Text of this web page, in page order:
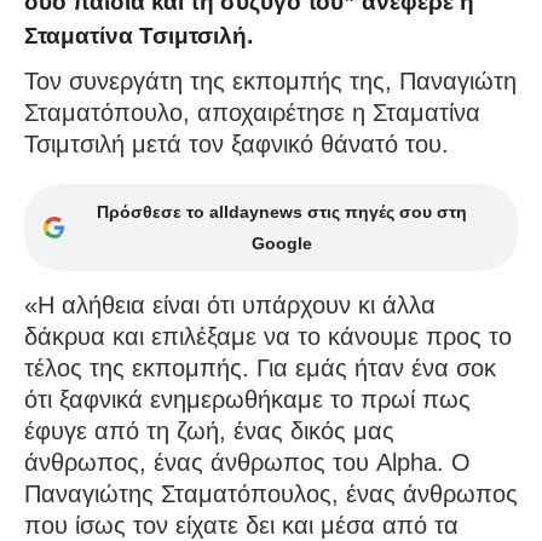
Σταματίνα Τσιμτσιλή.
Τον συνεργάτη της εκπομπής της, Παναγιώτη
Σταματόπουλο, αποχαιρέτησε η Σταματίνα
Τσιμτσιλή μετά τον ξαφνικό θάνατό του.
Πρόσθεσε το alldaynews στις πηγές σου στη
Google
«Η αλήθεια είναι ότι υπάρχουν κι άλλα
δάκρυα και επιλέξαμε να το κάνουμε προς το
τέλος της εκπομπής. Για εμάς ήταν ένα σοκ
ότι ξαφνικά ενημερωθήκαμε το πρωί πως
έφυγε από τη ζωή, ένας δικός μας
άνθρωπος, ένας άνθρωπος του Alpha. Ο
Παναγιώτης Σταματόπουλος, ένας άνθρωπος
που ίσως τον είχατε δει και μέσα από τα